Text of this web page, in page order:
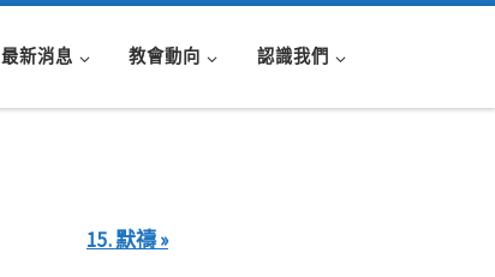
最新消息 教會動向 認識我們
15. 默禱 »